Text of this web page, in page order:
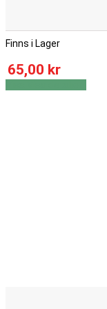
Finns i Lager
65,00 kr